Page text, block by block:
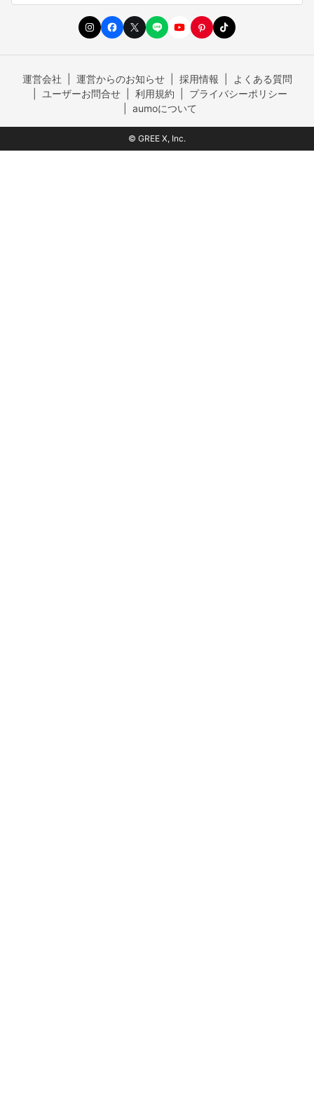
運営会社 運営からのお知らせ 採用情報
よくある質問
ユーザーお問合せ
利用規約
プライバシーポリシー
aumoについて
© GREE X, Inc.